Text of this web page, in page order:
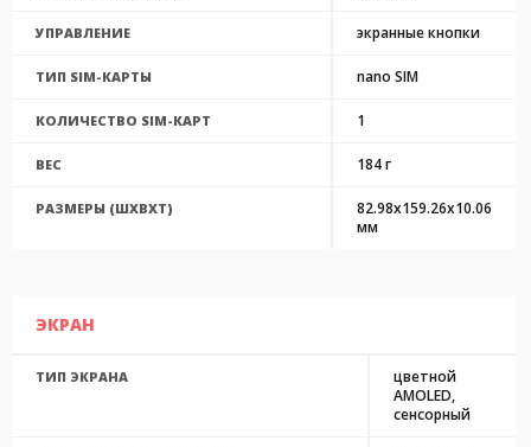
УПРАВЛЕНИЕ экранные кнопки
ТИП SIM-КАРТЫ nano SIM
КОЛИЧЕСТВО SIM-КАРТ 1
ВЕС 184 г
РАЗМЕРЫ (ШXВXТ)
82.98x159.26x10.06
мм
ЭКРАН
ТИП ЭКРАНА
цветной
AMOLED,
сенсорный